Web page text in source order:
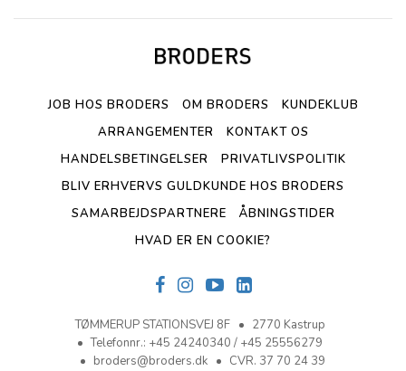
JOB HOS BRODERS OM BRODERS
KUNDEKLUB
ARRANGEMENTER
KONTAKT OS
HANDELSBETINGELSER
PRIVATLIVSPOLITIK
BLIV ERHVERVS GULDKUNDE HOS BRODERS
SAMARBEJDSPARTNERE
ÅBNINGSTIDER
HVAD ER EN COOKIE?
TØMMERUP STATIONSVEJ 8F
2770 Kastrup
Telefonnr.: +45 24240340 / +45 25556279
broders@broders.dk
CVR. 37 70 24 39